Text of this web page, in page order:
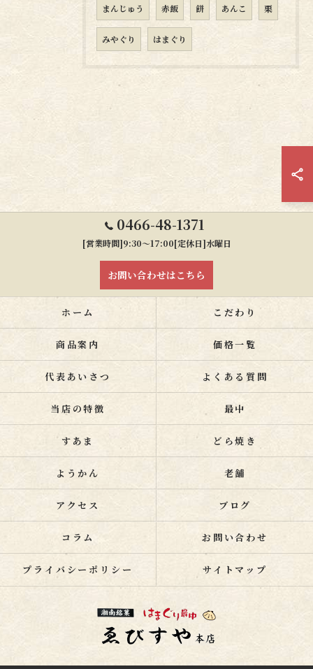
まんじゅう 赤飯 餅 あんこ 栗
みやぐり はまぐり
0466-48-1371
[営業時間]9:30～17:00[定休日]水曜日
お問い合わせはこちら
ホーム こだわり
商品案内 価格一覧
代表あいさつ よくある質問
当店の特徴 最中
すあま どら焼き
ようかん 老舗
アクセス ブログ
コラム お問い合わせ
プライバシーポリシー サイトマップ